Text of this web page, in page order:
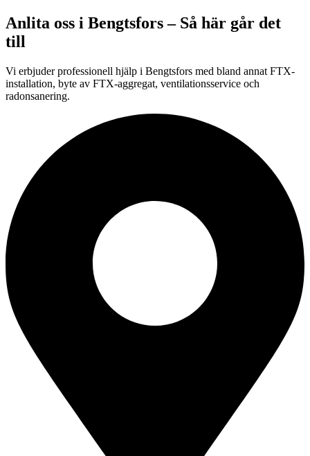
Anlita oss i Bengtsfors– Så här går det
till
Vi erbjuder professionell hjälp i Bengtsfors med bland annat FTX-
installation, byte av FTX-aggregat, ventilationsservice och
radonsanering.